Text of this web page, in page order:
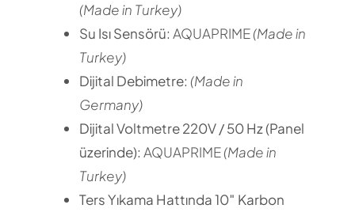
(Made in Turkey)
Su Isı Sensörü: AQUAPRIME(Made in
Turkey)
Dijital Debimetre: (Made in
Germany)
Dijital Voltmetre 220V / 50 Hz (Panel
üzerinde): AQUAPRIME(Made in
Turkey)
Ters Yıkama Hattında 10″ Karbon